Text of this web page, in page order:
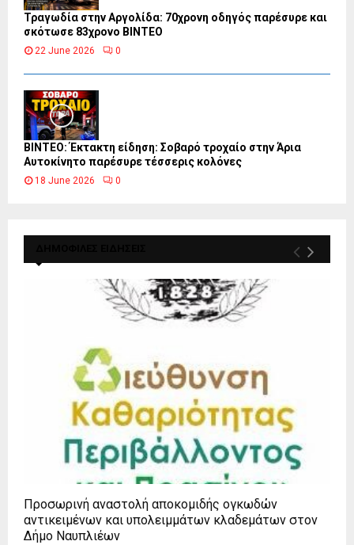
Τραγωδία στην Αργολίδα: 70χρονη οδηγός παρέσυρε και
σκότωσε 83χρονο ΒΙΝΤΕΟ
22 June 2026 0
ΒΙΝΤΕΟ: Έκτακτη είδηση: Σοβαρό τροχαίο στην Άρια
Αυτοκίνητο παρέσυρε τέσσερις κολόνες
18 June 2026 0
Προσωρινή αναστολή αποκομιδής ογκωδών
αντικειμένων και υπολειμμάτων κλαδεμάτων στον
Δήμο Ναυπλιέων